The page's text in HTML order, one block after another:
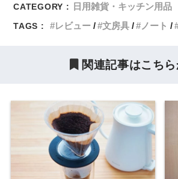
CATEGORY : 日用雑貨・キッチン用品
TAGS : レビュー 文房具 ノート
関連記事はこちら